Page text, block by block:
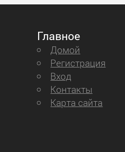
Главное
Домой
Регистрация
Вход
Контакты
Карта сайта